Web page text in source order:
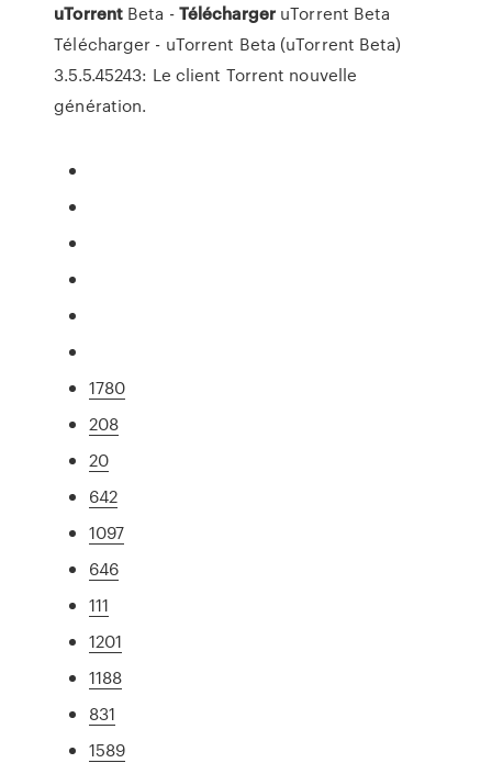
uTorrent Beta -Télécharger uTorrent Beta
Télécharger - uTorrent Beta (uTorrent Beta)
3.5.5.45243: Le client Torrent nouvelle
génération.
1780
208
20
642
1097
646
111
1201
1188
831
1589